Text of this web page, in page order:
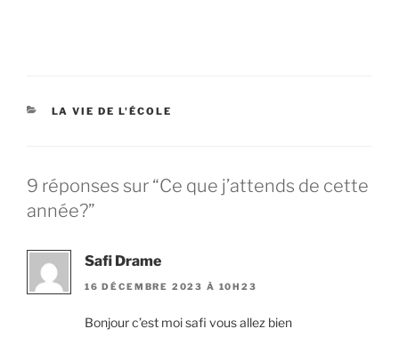
CATÉGORIES
LA VIE DE L'ÉCOLE
9 réponses sur “Ce que j’attends de cette
année?”
Safi Drame
16 DÉCEMBRE 2023 À 10H23
Bonjour c’est moi safi vous allez bien